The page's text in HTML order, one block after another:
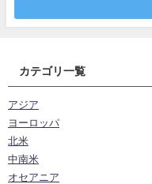
カテゴリ一覧
アジア
ヨーロッパ
北米
中南米
オセアニア